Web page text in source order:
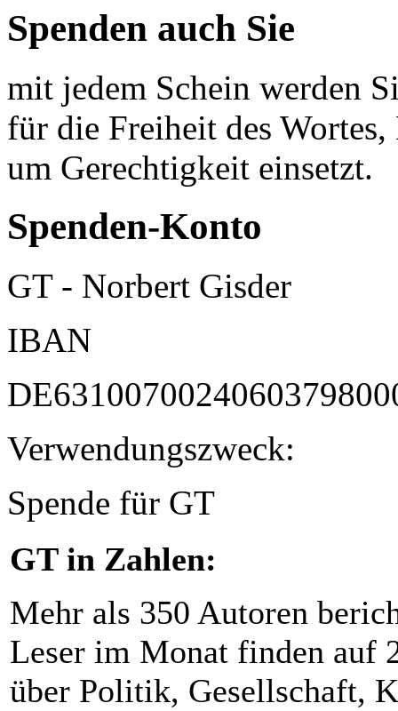
Spenden auch Sie
mit jedem Schein werden
für die Freiheit des
um Gerechtigkeit einsetzt.
Spenden-Konto
GT - Norbert Gisder
IBAN
Verwendungszweck:
Spende für GT
GT in Zahlen:
Mehr als 350 Autoren
Leser im Monat finden auf
über Politik, Gesellschaft,